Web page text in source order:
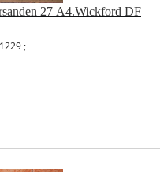
27 А4.Wickford DF
;